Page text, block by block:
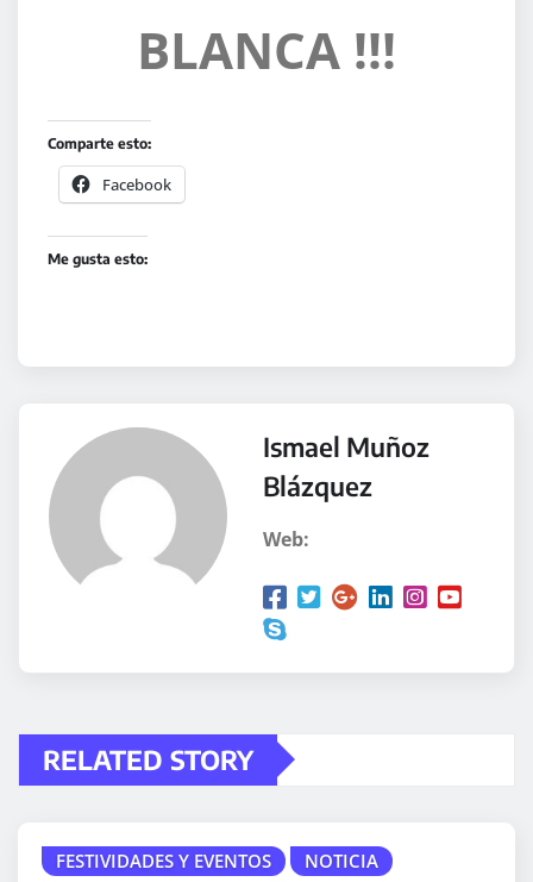
BLANCA !!!
Comparte esto:
Facebook
Me gusta esto:
Ismael Muñoz
Blázquez
Web:
RELATED STORY
FESTIVIDADES Y EVENTOS NOTICIA